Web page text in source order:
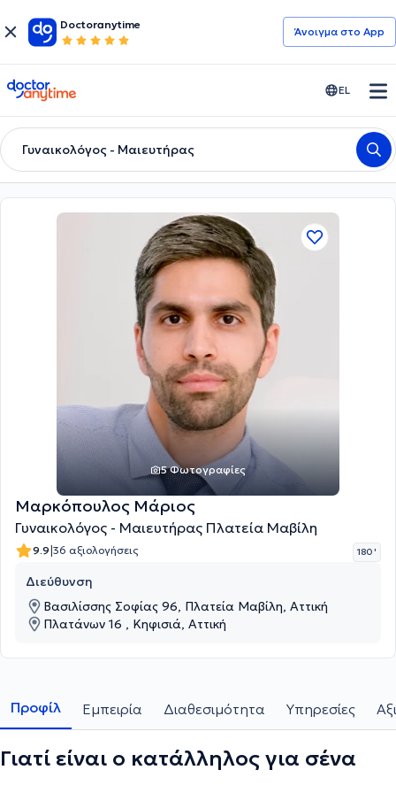
Doctoranytime
Άνοιγμα στο App
doctoranytime EL
Γυναικολόγος - Μαιευτήρας
5 Φωτογραφίες
Μαρκόπουλος Μάριος
Γυναικολόγος - Μαιευτήρας Πλατεία Μαβίλη
9.9|36 αξιολογήσεις 180 '
Διεύθυνση
Βασιλίσσης Σοφίας 96, Πλατεία Μαβίλη, Αττική
Πλατάνων 16 , Κηφισιά, Αττική
Προφίλ Εμπειρία Διαθεσιμότητα Υπηρεσίες
Γιατί είναι ο κατάλληλος για σένα